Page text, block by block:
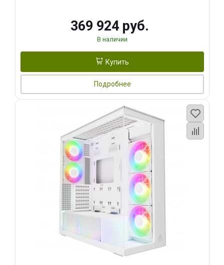
369 924 руб.
В наличии
Купить
Подробнее